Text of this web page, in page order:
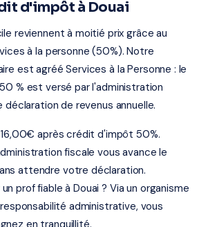
d'impôt à Douai
reviennent à moitié prix grâce au
à la personne (50%). Notre
est agréé Services à la Personne : le
% est versé par l'administration
de revenus annuelle.
après crédit d'impôt 50%.
fiscale vous avance le
attendre votre déclaration.
prof fiable à Douai ? Via un organisme
administrative, vous
en tranquillité.